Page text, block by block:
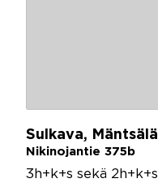
Sulkava, Mäntsälä
Nikinojantie 375b
3h+k+s sekä 2h+k+s